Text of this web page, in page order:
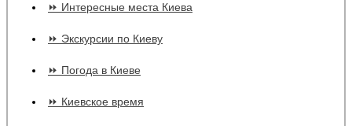
⏩ Интересные места Киева
⏩ Экскурсии по Киеву
⏩ Погода в Киеве
⏩ Киевское время